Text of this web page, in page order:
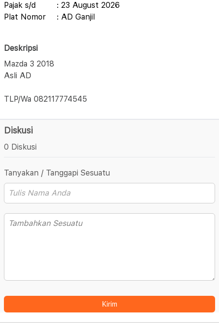
Pajak s/d
: 23 August 2026
Plat Nomor
: AD Ganjil
Deskripsi
Mazda 3 2018
Asli AD
TLP/Wa 082117774545
Diskusi
0 Diskusi
Tanyakan / Tanggapi Sesuatu
Kirim